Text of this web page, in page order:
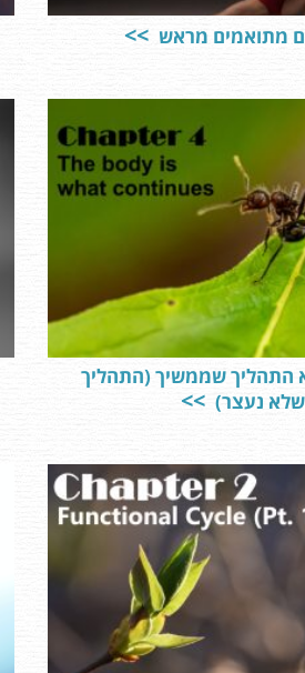
מתואמים מראש
התהליך שממשיך (התהליך
שלא נעצר)